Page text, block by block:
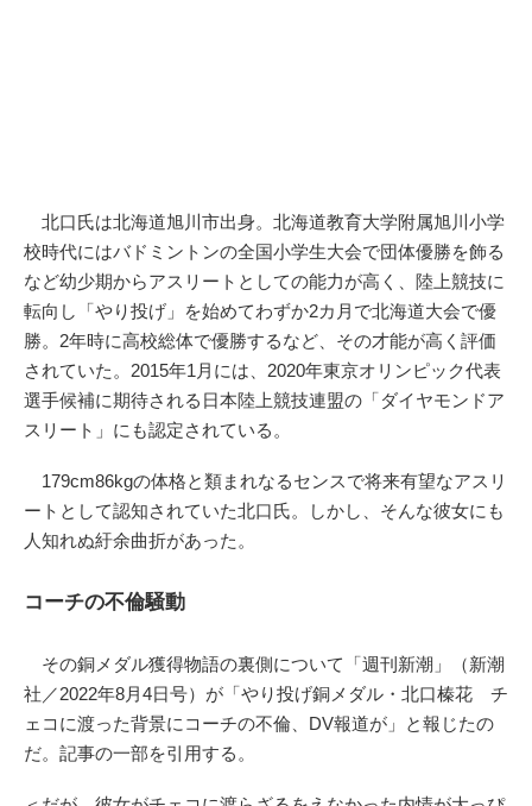
北口氏は北海道旭川市出身。北海道教育大学附属旭川小学
校時代にはバドミントンの全国小学生大会で団体優勝を飾る
など幼少期からアスリートとしての能力が高く、陸上競技に
転向し「やり投げ」を始めてわずか2カ月で北海道大会で優
勝。2年時に高校総体で優勝するなど、その才能が高く評価
されていた。2015年1月には、2020年東京オリンピック代表
選手候補に期待される日本陸上競技連盟の「ダイヤモンドア
スリート」にも認定されている。
179cm86kgの体格と類まれなるセンスで将来有望なアスリ
ートとして認知されていた北口氏。しかし、そんな彼女にも
人知れぬ紆余曲折があった。
コーチの不倫騒動
その銅メダル獲得物語の裏側について「週刊新潮」（新潮
社／2022年8月4日号）が「やり投げ銅メダル・北口榛花 チ
ェコに渡った背景にコーチの不倫、DV報道が」と報じたの
だ。記事の一部を引用する。